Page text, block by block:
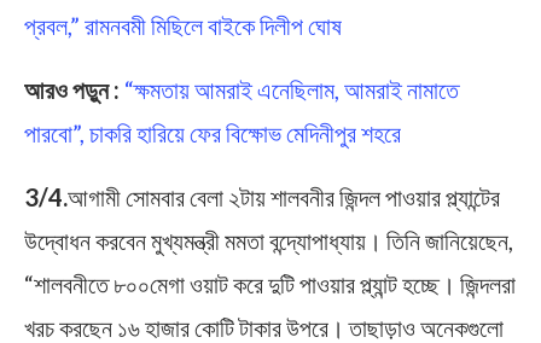
প্রবল,” রামনবমী মিছিলে বাইকে দিলীপ ঘোষ
আরও পড়ুন : “ক্ষমতায় আমরাই এনেছিলাম, আমরাই নামাতে
পারবো”, চাকরি হারিয়ে ফের বিক্ষোভ মেদিনীপুর শহরে
3/4.আগামী সোমবার বেলা ২টায় শালবনীর জিন্দল পাওয়ার প্ল্যান্টের
উদ্বোধন করবেন মুখ্যমন্ত্রী মমতা বন্দ্যোপাধ্যায়। তিনি জানিয়েছেন,
“শালবনীতে ৮০০মেগা ওয়াট করে দুটি পাওয়ার প্ল্যান্ট হচ্ছে। জিন্দলরা
খরচ করছেন ১৬ হাজার কোটি টাকার উপরে। তাছাড়াও অনেকগুলো